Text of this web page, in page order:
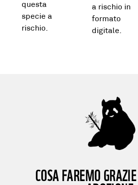
questa
specie a
rischio.
a rischio in
formato
digitale.
COSA FAREMO